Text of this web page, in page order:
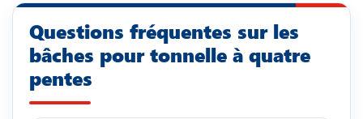
Questions fréquentes sur les
bâches pour tonnelle à quatre
pentes